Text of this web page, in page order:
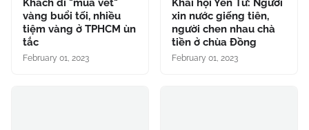
Khách đi "mua vét"
vàng buổi tối, nhiều
tiệm vàng ở TPHCM ùn
tắc
February 01, 2023
Khai hội Yên Tử: Người
xin nước giếng tiên,
người chen nhau chà
tiền ở chùa Đồng
February 01, 2023